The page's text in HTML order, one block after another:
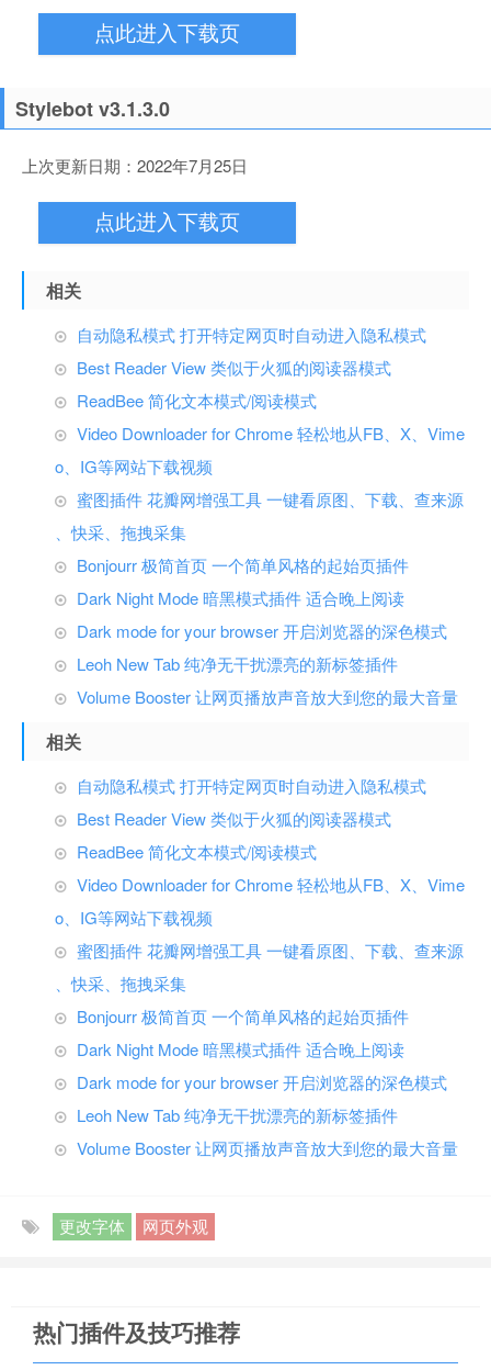
点此进入下载页
Stylebot v3.1.3.0
上次更新日期：2022年7月25日
点此进入下载页
相关
自动隐私模式 打开特定网页时自动进入隐私模式
Best Reader View 类似于火狐的阅读器模式
ReadBee 简化文本模式/阅读模式
Video Downloader for Chrome 轻松地从FB、X、Vime
o、IG等网站下载视频
蜜图插件 花瓣网增强工具 一键看原图、下载、查来源
、快采、拖拽采集
Bonjourr 极简首页 一个简单风格的起始页插件
Dark Night Mode 暗黑模式插件 适合晚上阅读
Dark mode for your browser 开启浏览器的深色模式
Leoh New Tab 纯净无干扰漂亮的新标签插件
Volume Booster 让网页播放声音放大到您的最大音量
相关
自动隐私模式 打开特定网页时自动进入隐私模式
Best Reader View 类似于火狐的阅读器模式
ReadBee 简化文本模式/阅读模式
Video Downloader for Chrome 轻松地从FB、X、Vime
o、IG等网站下载视频
蜜图插件 花瓣网增强工具 一键看原图、下载、查来源
、快采、拖拽采集
Bonjourr 极简首页 一个简单风格的起始页插件
Dark Night Mode 暗黑模式插件 适合晚上阅读
Dark mode for your browser 开启浏览器的深色模式
Leoh New Tab 纯净无干扰漂亮的新标签插件
Volume Booster 让网页播放声音放大到您的最大音量
更改字体 网页外观
热门插件及技巧推荐